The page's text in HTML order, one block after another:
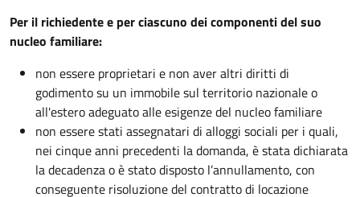
Per il richiedente e per ciascuno dei componenti del suo
nucleo familiare:
non essere proprietari e non aver altri diritti di
godimento su un immobile sul territorio nazionale o
all'estero adeguato alle esigenze del nucleo familiare
non essere stati assegnatari di alloggi sociali per i quali,
nei cinque anni precedenti la domanda, è stata dichiarata
la decadenza o è stato disposto l’annullamento, con
conseguente risoluzione del contratto di locazione